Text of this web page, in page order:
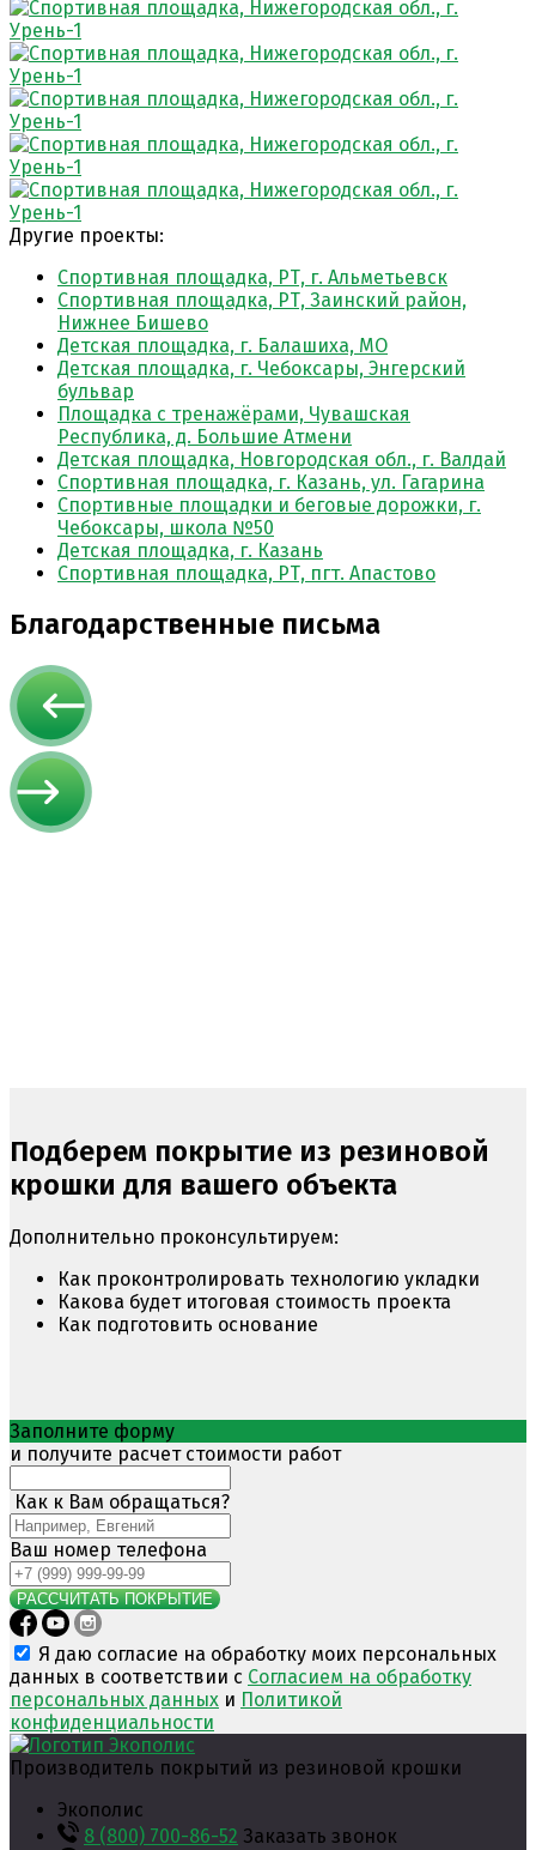
Другие проекты:
Спортивная площадка, РТ, г. Альметьевск
Спортивная площадка, РТ, Заинский район,
Нижнее Бишево
Детская площадка, г. Балашиха, МО
Детская площадка, г. Чебоксары, Энгерский
бульвар
Площадка с тренажёрами, Чувашская
Республика, д. Большие Атмени
Детская площадка, Новгородская обл., г. Валдай
Спортивная площадка, г. Казань, ул. Гагарина
Спортивные площадки и беговые дорожки, г.
Чебоксары, школа №50
Детская площадка, г. Казань
Спортивная площадка, РТ, пгт. Апастово
Благодарственные письма
Подберем покрытие из резиновой
крошки для вашего объекта
Дополнительно проконсультируем:
Как проконтролировать технологию укладки
Какова будет итоговая стоимость проекта
Как подготовить основание
Заполните форму
и получите расчет стоимости работ
Как к Вам обращаться?
Ваш номер телефона
РАССЧИТАТЬ ПОКРЫТИЕ
Я даю согласие на обработку моих персональных
данных в соответствии с Согласием на обработку
персональных данных и Политикой
конфиденциальности
Производитель покрытий из резиновой крошки
Экополис
8 (800) 700-86-52 Заказать звонок